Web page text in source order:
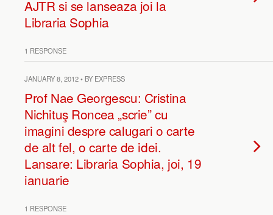
AJTR si se lanseaza joi la
Libraria Sophia
1 RESPONSE
JANUARY 8, 2012 • BY EXPRESS
Prof Nae Georgescu: Cristina
Nichituş Roncea „scrie” cu
imagini despre calugari o carte
de alt fel, o carte de idei.
Lansare: Libraria Sophia, joi, 19
ianuarie
1 RESPONSE